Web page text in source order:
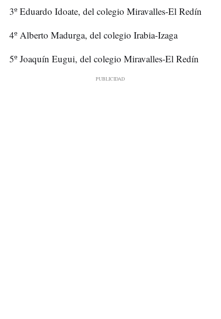
3º Eduardo Idoate, del colegio Miravalles-El Redín
4º Alberto Madurga, del colegio Irabia-Izaga
5º Joaquín Eugui, del colegio Miravalles-El Redín